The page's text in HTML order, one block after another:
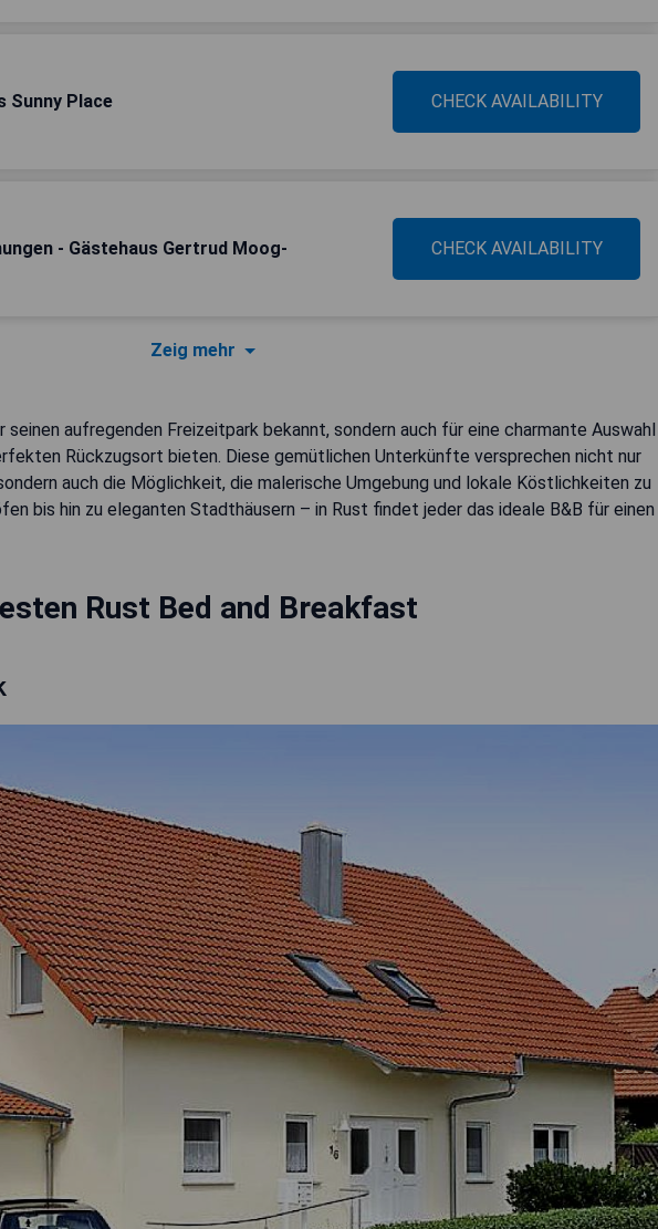
Sunny Place CHECK AVAILABILITY
- Gästehaus Gertrud Moog- CHECK AVAILABILITY
Zeig mehr
aufregenden Freizeitpark bekannt, sondern auch für eine charmante Auswahl
Rückzugsort bieten. Diese gemütlichen Unterkünfte versprechen nicht nur
auch die Möglichkeit, die malerische Umgebung und lokale Köstlichkeiten zu
bis hin zu eleganten Stadthäusern – in Rust findet jeder das ideale B&B für einen
Rust Bed and Breakfast